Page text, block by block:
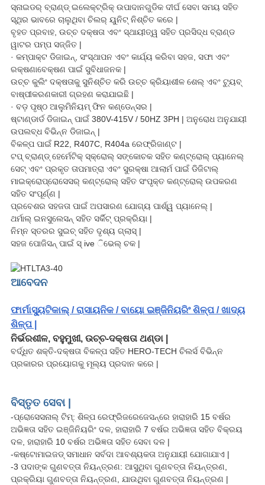
ସ୍ନାଇଡର୍ ବ୍ରାଣ୍ଡ୍ ଇଲେକ୍ଟ୍ରିକ୍ ଉପାଦାନଗୁଡିକ ଦୀର୍ଘ ସେବା ସମୟ ସହିତ
ସ୍ଥିର ଭାବରେ ଚାଲୁଥିବା ଚିଲର୍ ୟୁନିଟ୍ ନିଶ୍ଚିତ କରେ |
ବୃହତ ପ୍ରବାହ, ଉଚ୍ଚ ଦକ୍ଷତା ଏବଂ ସ୍ଥାୟୀତ୍ୱ ସହିତ ପ୍ରସିଦ୍ଧ ବ୍ରାଣ୍ଡ
ୱାଟର ପମ୍ପ ସଜ୍ଜିତ |
· କମ୍ପାକ୍ଟ ଡିଜାଇନ୍, ସଂସ୍ଥାପନ ଏବଂ କାର୍ଯ୍ୟ କରିବା ସହଜ, ସଫା ଏବଂ
ରକ୍ଷଣାବେକ୍ଷଣ ପାଇଁ ସୁବିଧାଜନକ |
ଉଚ୍ଚ କୁଲିଂ ଦକ୍ଷତାକୁ ସୁନିଶ୍ଚିତ କରି ଉଚ୍ଚ କ୍ରିୟାଶୀଳ ଶେଲ୍ ଏବଂ ଟ୍ୟୁବ୍
ବାଷ୍ପୀକରଣକାରୀ ଗ୍ରହଣ କରାଯାଇଛି |
· ବଡ଼ ପୃଷ୍ଠ ଆଲୁମିନିୟମ୍ ଫିନ କଣ୍ଡେନ୍ସର |
ଷ୍ଟାଣ୍ଡାର୍ଡ ଡିଜାଇନ୍ ପାଇଁ 380V-415V / 50HZ 3PH | ଅନୁରୋଧ ଅନୁଯାୟୀ
ଉପଲବ୍ଧ ବିଭିନ୍ନ ଡିଜାଇନ୍ |
ବିକଳ୍ପ ପାଇଁ R22, R407C, R404a ରେଫ୍ରିଜାଣ୍ଟ |
ଟପ୍ ବ୍ରାଣ୍ଡ୍ ହେର୍ମେଟିକ୍ ସ୍କ୍ରୋଲ୍ ସଙ୍କୋଚକ ସହିତ କଣ୍ଟ୍ରୋଲ୍ ପ୍ୟାନେଲ୍
ସେଟ୍ ଏବଂ ପ୍ରକୃତ ତାପମାତ୍ରା ଏବଂ ସୁରକ୍ଷା ଆଲାର୍ମ ପାଇଁ ଡିଜିଟାଲ୍
ମାଇକ୍ରୋପ୍ରୋସେସର୍ କଣ୍ଟ୍ରୋଲ୍ ସହିତ ସଂପୃକ୍ତ କଣ୍ଟ୍ରୋଲ୍ ଉପକରଣ
ସହିତ ସଂପୂର୍ଣ୍ଣ |
ପ୍ରବେଶର ସହଜତା ପାଇଁ ଅପସାରଣ ଯୋଗ୍ୟ ପାର୍ଶ୍ୱ ପ୍ୟାନେଲ୍ |
ଥର୍ମାଲ୍ ଇନସୁଲେସନ୍ ସହିତ ସର୍କିଟ୍ ପ୍ରକ୍ରିୟା |
ନିମ୍ନ ସ୍ତରର ସୁଇଚ୍ ସହିତ ଦୃଶ୍ୟ ଗ୍ଲାସ୍ |
ସହଜ ପୋଜିସନ୍ ପାଇଁ ସ୍ ive ିଭେଲ୍ ଚକ |
ଆବେଦନ
ଫାର୍ମାସ୍ୟୁଟିକାଲ୍ / ରାସାୟନିକ / ବାୟୋ ଇଞ୍ଜିନିୟରିଂ ଶିଳ୍ପ / ଖାଦ୍ୟ
ଶିଳ୍ପ |
ନିର୍ଭରଶୀଳ, ବହୁମୁଖୀ, ଉଚ୍ଚ-ଦକ୍ଷତା ଥଣ୍ଡା |
ବର୍ଦ୍ଧିତ ଶକ୍ତି-ଦକ୍ଷତା ବିକଳ୍ପ ସହିତ HERO-TECH ଚିଲର୍ସ ବିଭିନ୍ନ
ପ୍ରକାରର ପ୍ରୟୋଗକୁ ମୂଲ୍ୟ ପ୍ରଦାନ କରେ |
ବିସ୍ତୃତ ସେବା |
-ପ୍ରୋସେସନାଲ୍ ଟିମ୍: ଶିଳ୍ପ ରେଫ୍ରିଜରେଜେସନ୍ରେ ହାରାହାରି 15 ବର୍ଷର
ଅଭିଜ୍ଞତା ସହିତ ଇଞ୍ଜିନିୟରିଂ ଦଳ, ହାରାହାରି 7 ବର୍ଷର ଅଭିଜ୍ଞତା ସହିତ ବିକ୍ରୟ
ଦଳ, ହାରାହାରି 10 ବର୍ଷର ଅଭିଜ୍ଞତା ସହିତ ସେବା ଦଳ |
-କଷ୍ଟୋମାଇଜଡ୍ ସମାଧାନ ସର୍ବଦା ଆବଶ୍ୟକତା ଅନୁଯାୟୀ ଯୋଗାଯାଏ |
-3 ପଦାଙ୍କ ଗୁଣବତ୍ତା ନିୟନ୍ତ୍ରଣ: ଆସୁଥିବା ଗୁଣବତ୍ତା ନିୟନ୍ତ୍ରଣ,
ପ୍ରକ୍ରିୟା ଗୁଣବତ୍ତା ନିୟନ୍ତ୍ରଣ, ଯାଉଥିବା ଗୁଣବତ୍ତା ନିୟନ୍ତ୍ରଣ |